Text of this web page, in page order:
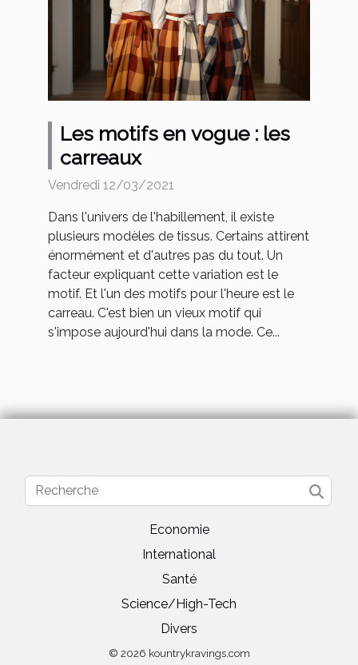
Les motifs en vogue : les
carreaux
Vendredi 12/03/2021
Dans l'univers de l'habillement, il existe
plusieurs modèles de tissus. Certains attirent
énormément et d'autres pas du tout. Un
facteur expliquant cette variation est le
motif. Et l'un des motifs pour l'heure est le
carreau. C'est bien un vieux motif qui
s'impose aujourd'hui dans la mode. Ce...
Economie
International
Santé
Science/High-Tech
Divers
© 2026 kountrykravings.com